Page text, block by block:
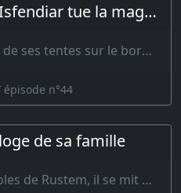
Quatrième Station - Isfendiar tue la magicienne
Le roi fit placer l’enceinte de ses tentes sur le bord de l’eau, et tou…
n°44
de sa famille
Isfendiar écouta ces paroles de Rustem, il se mit à sourire et son cœur s’épanouit…